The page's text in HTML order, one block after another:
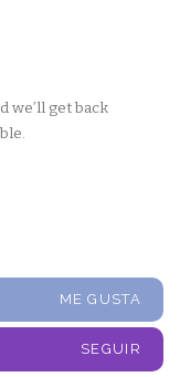
we’ll get back
ME GUSTA
SEGUIR